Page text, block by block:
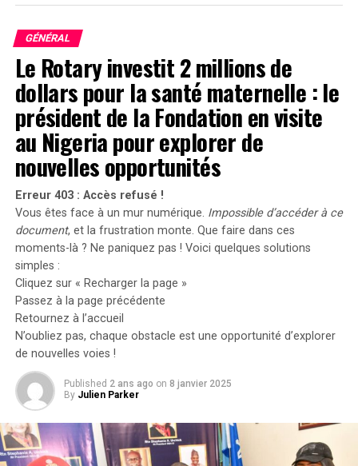
Dans un cadre clinique, l’article souligne le potentiel de
la MFA pour la détection précoce et le suivi des maladies
neurodégénératives telles que la maladie d’Alzheimer, la
maladie de Parkinson et la sclérose latérale
amyotrophique. Cela se fait par la caractérisation de
biomarqueursdans des biofluides comme le liquide
céphalorachidien et le sang. De plus, la MFA est
examinée pour son rôle dans l’amélioration de la
classification et du traitement des tumeurs du SNC en
évaluant leur rigidité, offrant ainsi une analyse plus
détaillée que les méthodes histopathologiques
traditionnelles.
Défis et Solutions Émergentes
La MFA s’est révélée être un outil puissant, enrichissant
notre compréhension des mécanismes pathogéniques
des troubles neurologiques dans des modèles
expérimentaux. Cependant, des défis subsistent pour
son intégration dans la pratique clinique, tels que
l’hétérogénéité des échantillons et la complexité de
l’analyse des données. La revue aborde également des
solutions émergentes, telles que l’apprentissage
automatiqueet les réseaux neuronaux, pour surmonter
GÉNÉRAL
Le Rotary investit 2 millions de
dollars pour la santé maternelle : le
président de la Fondation en visite
au Nigeria pour explorer de
nouvelles opportunités
Erreur 403 : Accès refusé !
Vous êtes face à un mur numérique. Impossible d’accéder à ce
document, et la frustration monte. Que faire dans ces
moments-là ? Ne paniquez pas ! Voici quelques solutions
simples :
Cliquez sur « Recharger la page »
Passez à la page précédente
Retournez à l’accueil
N’oubliez pas, chaque obstacle est une opportunité d’explorer
de nouvelles voies !
Published 2 ans ago on 8 janvier 2025
By Julien Parker